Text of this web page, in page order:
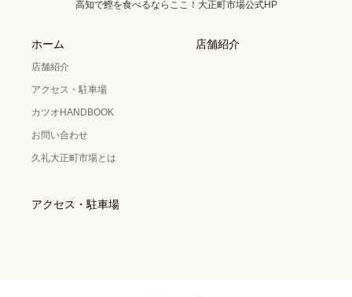
高知で鰹を食べるならここ！大正町市場公式HP
ホーム
店舗紹介
アクセス・駐車場
カツオHANDBOOK
お問い合わせ
久礼大正町市場とは
店舗紹介
アクセス・駐車場